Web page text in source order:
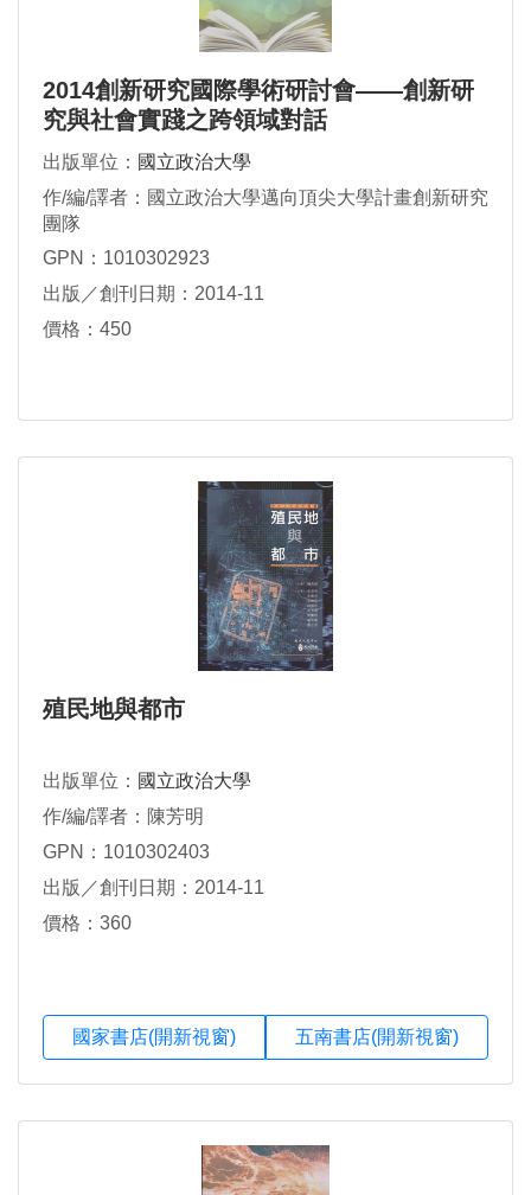
2014創新研究國際學術研討會——創新研
究與社會實踐之跨領域對話
出版單位： 國立政治大學
作/編/譯者：國立政治大學邁向頂尖大學計畫創新研究
團隊
GPN：1010302923
出版／創刊日期：2014-11
價格：450
殖民地與都市
出版單位： 國立政治大學
作/編/譯者：陳芳明
GPN：1010302403
出版／創刊日期：2014-11
價格：360
國家書店(開新視窗) 五南書店(開新視窗)